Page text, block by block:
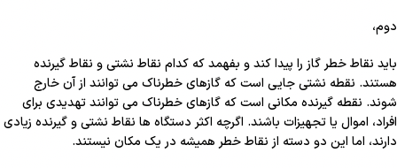
دوم،
باید نقاط خطر گاز را پیدا کند و بفهمد که کدام نقاط نشتی و نقاط گیرنده
هستند. نقطه نشتی جایی است که گازهای خطرناک می توانند از آن خارج
شوند. نقطه گیرنده مکانی است که گازهای خطرناک می توانند تهدیدی برای
افراد، اموال یا تجهیزات باشند. اگرچه اکثر دستگاه ها نقاط نشتی و گیرنده زیادی
دارند، اما این دو دسته از نقاط خطر همیشه در یک مکان نیستند.